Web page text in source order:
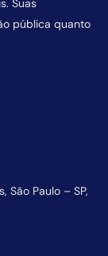
Suas
pública quanto
São Paulo – SP,